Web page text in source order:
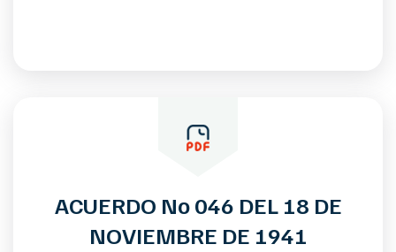
ACUERDO No 046 DEL 18 DE
NOVIEMBRE DE 1941